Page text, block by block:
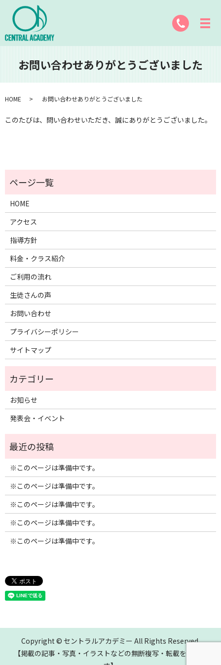
お問い合わせありがとうございました
HOME お問い合わせありがとうございました
このたびは、問い合わせいただき、誠にありがとうございました。
HOME
アクセス
指導方針
料金・クラス紹介
ご利用の流れ
生徒さんの声
お問い合わせ
プライバシーポリシー
サイトマップ
お知らせ
発表会・イベント
※このページは準備中です。
※このページは準備中です。
※このページは準備中です。
※このページは準備中です。
※このページは準備中です。
Copyright © セントラルアカデミー All Rights Reserved.
【掲載の記事・写真・イラストなどの無断複写・転載を禁じま